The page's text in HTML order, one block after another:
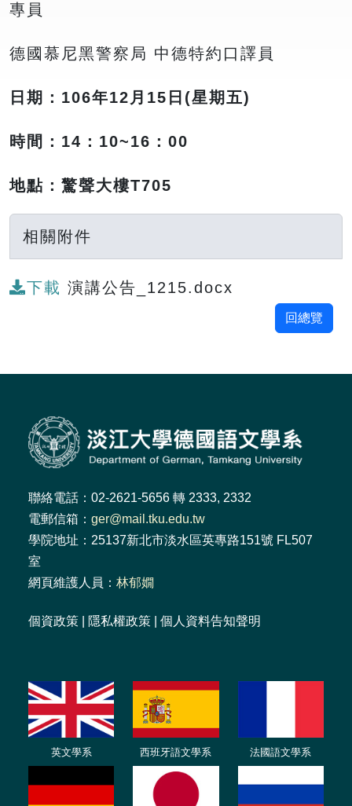
專員
德國慕尼黑警察局 中德特約口譯員
日期：106年12月15日(星期五)
時間：14：10~16：00
地點：驚聲大樓T705
相關附件
下載 演講公告_1215.docx
回總覽
聯絡電話：02-2621-5656 轉 2333, 2332
電郵信箱： ger@mail.tku.edu.tw
學院地址：25137新北市淡水區英專路151號 FL507
室
網頁維護人員： 林郁嫺
個資政策 隱私權政策 個人資料告知聲明
英文學系 西班牙語文學系 法國語文學系